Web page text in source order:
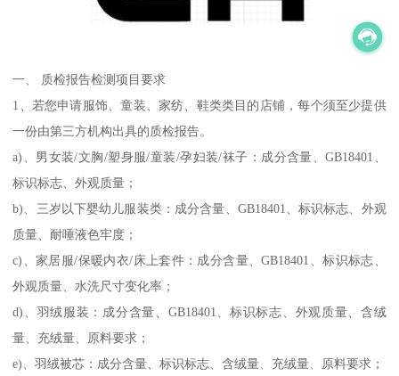
一、 质检报告检测项目要求
1、若您申请服饰、童装、家纺、鞋类类目的店铺，每个须至少提供
一份由第三方机构出具的质检报告。
a)、男女装/文胸/塑身服/童装/孕妇装/袜子：成分含量、GB18401、
标识标志、外观质量；
b)、三岁以下婴幼儿服装类：成分含量、GB18401、标识标志、外观
质量、耐唾液色牢度；
c)、家居服/保暖内衣/床上套件：成分含量、GB18401、标识标志、
外观质量、水洗尺寸变化率；
d)、羽绒服装：成分含量、GB18401、标识标志、外观质量、含绒
量、充绒量、原料要求；
e)、羽绒被芯：成分含量、标识标志、含绒量、充绒量、原料要求；